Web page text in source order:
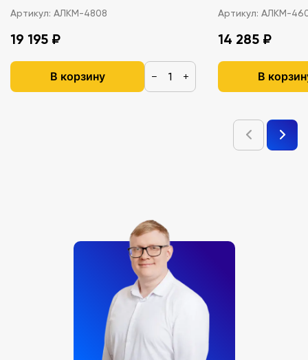
Артикул: АЛКМ-4808
19 195 ₽
В корзину − +
Артикул: АЛКМ-
14 285 ₽
В